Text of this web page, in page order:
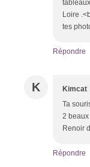
Loire
tes
Répondre
K Kimcat
Ta
2
Renoir
Répondre